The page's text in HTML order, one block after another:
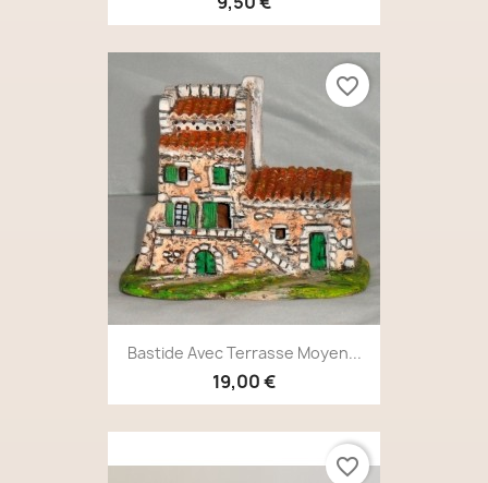
Bastide Avec Terrasse Moyen...
19,00 €
favorite_border
favorite_border